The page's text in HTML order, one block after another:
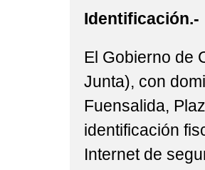
Identificación.-
El Gobierno de
Junta), con
Fuensalida,
identificación
Internet de